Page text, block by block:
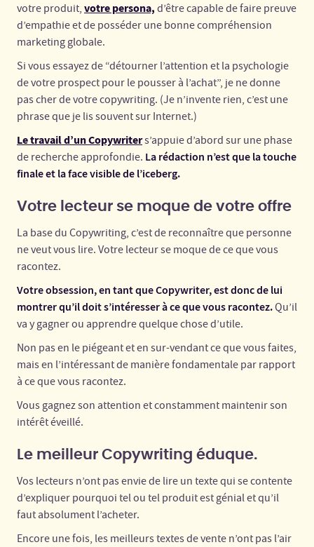
votre produit, votre persona, d’être capable de faire preuve
d’empathie et de posséder une bonne compréhension
marketing globale.
Si vous essayez de “détourner l’attention et la psychologie
de votre prospect pour le pousser à l’achat”, je ne donne
pas cher de votre copywriting. (Je n’invente rien, c’est une
phrase que je lis souvent sur Internet.)
Le travail d’un Copywriters’appuie d’abord sur une phase
de recherche approfondie. La rédaction n’est que la touche
finale et la face visible de l’iceberg.
Votre lecteur se moque de votre offre
La base du Copywriting, c’est de reconnaître que personne
ne veut vous lire. Votre lecteur se moque de ce que vous
racontez.
Votre obsession, en tant que Copywriter, est donc de lui
montrer qu’il doit s’intéresser à ce que vous racontez.Qu’il
va y gagner ou apprendre quelque chose d’utile.
Non pas en le piégeant et en sur-vendant ce que vous faites,
mais en l’intéressant de manière fondamentale par rapport
à ce que vous racontez.
Vous gagnez son attention et constamment maintenir son
intérêt éveillé.
Le meilleur Copywriting éduque.
Vos lecteurs n’ont pas envie de lire un texte qui se contente
d’expliquer pourquoi tel ou tel produit est génial et qu’il
faut absolument l’acheter.
Encore une fois, les meilleurs textes de vente n’ont pas l’air